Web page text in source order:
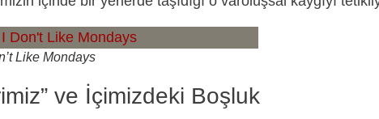
Like Mondays
ve İçimizdeki Boşluk